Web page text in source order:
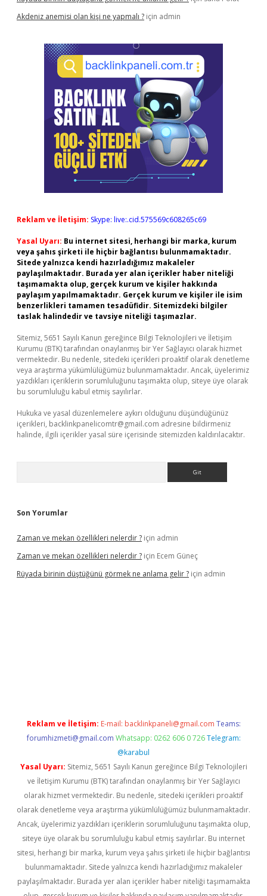
Akdeniz anemisi olan kişi ne yapmalı ? için admin
Reklam ve İletişim: Skype: live:.cid.575569c608265c69
Yasal Uyarı: Bu internet sitesi, herhangi bir marka, kurum
veya şahıs şirketi ile hiçbir bağlantısı bulunmamaktadır.
Sitede yalnızca kendi hazırladığımız makaleler
paylaşılmaktadır. Burada yer alan içerikler haber niteliği
taşımamakta olup, gerçek kurum ve kişiler hakkında
paylaşım yapılmamaktadır. Gerçek kurum ve kişiler ile isim
benzerlikleri tamamen tesadüfidir. Sitemizdeki bilgiler
taslak halindedir ve tavsiye niteliği taşımazlar.
Sitemiz, 5651 Sayılı Kanun gereğince Bilgi Teknolojileri ve İletişim
Kurumu (BTK) tarafından onaylanmış bir Yer Sağlayıcı olarak hizmet
vermektedir. Bu nedenle, sitedeki içerikleri proaktif olarak denetleme
veya araştırma yükümlülüğümüz bulunmamaktadır. Ancak, üyelerimiz
yazdıkları içeriklerin sorumluluğunu taşımakta olup, siteye üye olarak
bu sorumluluğu kabul etmiş sayılırlar.
Hukuka ve yasal düzenlemelere aykırı olduğunu düşündüğünüz
içerikleri, backlinkpanelicomtr@gmail.com adresine bildirmeniz
halinde, ilgili içerikler yasal süre içerisinde sitemizden kaldırılacaktır.
Son Yorumlar
Zaman ve mekan özellikleri nelerdir ? için admin
Zaman ve mekan özellikleri nelerdir ? için Ecem Güneç
Rüyada birinin düştüğünü görmek ne anlama gelir ? için admin
Reklam ve İletişim: E-mail: backlinkpaneli@gmail.com Teams:
forumhizmeti@gmail.com Whatsapp: 0262 606 0 726 Telegram:
@karabul
Yasal Uyarı: Sitemiz, 5651 Sayılı Kanun gereğince Bilgi Teknolojileri
ve İletişim Kurumu (BTK) tarafından onaylanmış bir Yer Sağlayıcı
olarak hizmet vermektedir. Bu nedenle, sitedeki içerikleri proaktif
olarak denetleme veya araştırma yükümlülüğümüz bulunmamaktadır.
Ancak, üyelerimiz yazdıkları içeriklerin sorumluluğunu taşımakta olup,
siteye üye olarak bu sorumluluğu kabul etmiş sayılırlar. Bu internet
sitesi, herhangi bir marka, kurum veya şahıs şirketi ile hiçbir bağlantısı
bulunmamaktadır. Sitede yalnızca kendi hazırladığımız makaleler
paylaşılmaktadır. Burada yer alan içerikler haber niteliği taşımamakta